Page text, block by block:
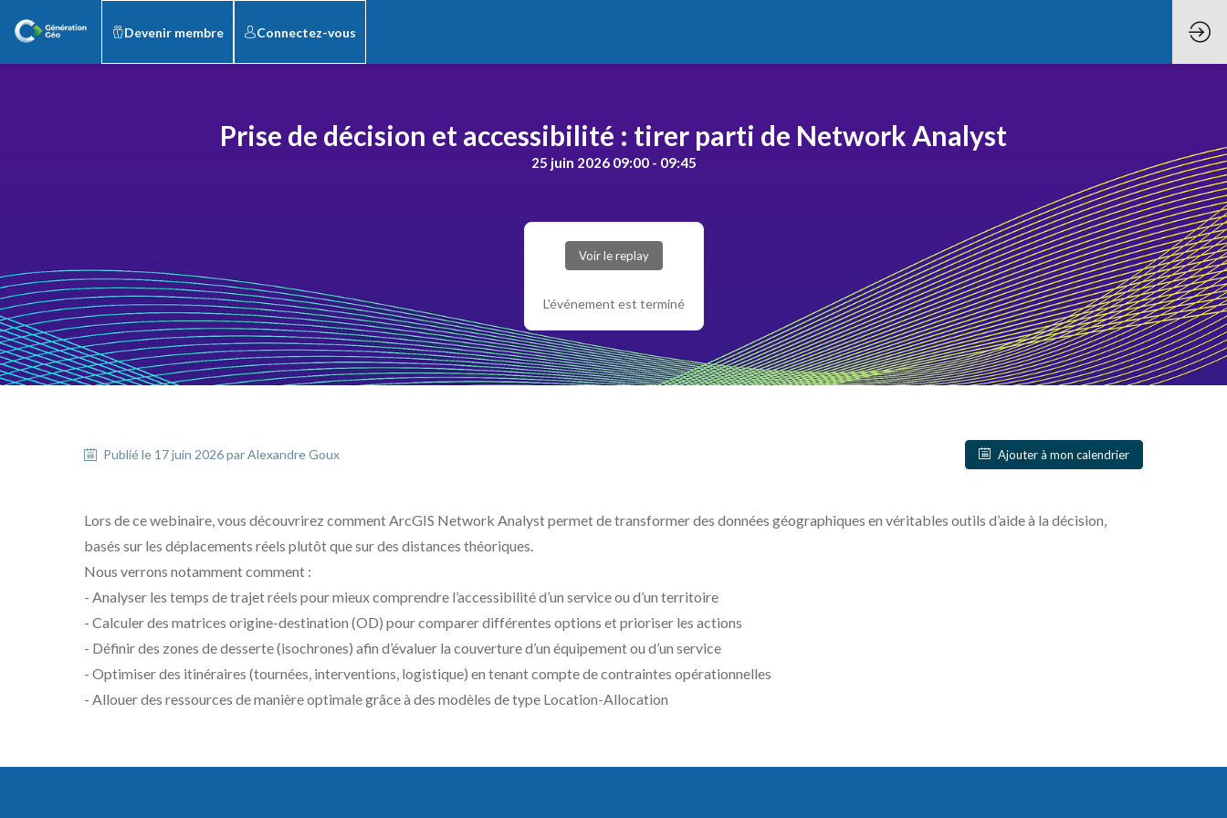
Devenir membre Connectez-vous
Prise de décision et accessibilité : tirer parti de Network Analyst
25 juin 2026 09:00 - 09:45
Voir le replay
L'événement est terminé
Publié le 17 juin 2026parAlexandreGoux Ajouter à mon calendrier
Lors de ce webinaire, vous découvrirez comment ArcGIS Network Analyst permet de transformer des données géographiques en véritables outils d’aide à la décision,
basés sur les déplacements réels plutôt que sur des distances théoriques.
Nous verrons notamment comment :
- Analyser les temps de trajet réels pour mieux comprendre l’accessibilité d’un service ou d’un territoire
- Calculer des matrices origine-destination (OD) pour comparer différentes options et prioriser les actions
- Définir des zones de desserte (isochrones) afin d’évaluer la couverture d’un équipement ou d’un service
- Optimiser des itinéraires (tournées, interventions, logistique) en tenant compte de contraintes opérationnelles
- Allouer des ressources de manière optimale grâce à des modèles de type Location-Allocation